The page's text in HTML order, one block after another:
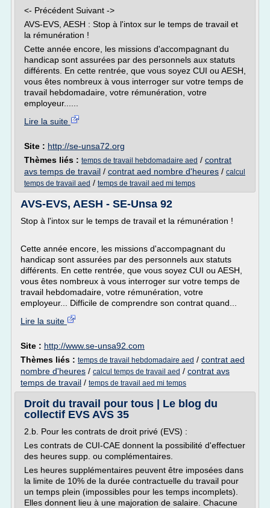
<- Précédent Suivant ->
AVS-EVS, AESH : Stop à l'intox sur le temps de travail et
la rémunération !
Cette année encore, les missions d'accompagnant du
handicap sont assurées par des personnels aux statuts
différents. En cette rentrée, que vous soyez CUI ou AESH,
vous êtes nombreux à vous interroger sur votre temps de
travail hebdomadaire, votre rémunération, votre
employeur......
Lire la suite
Site : http://se-unsa72.org
Thèmes liés : temps de travail hebdomadaire aed / contrat
avs temps de travail / contrat aed nombre d'heures / calcul
temps de travail aed / temps de travail aed mi temps
AVS-EVS, AESH - SE-Unsa 92
Stop à l'intox sur le temps de travail et la rémunération !
Cette année encore, les missions d'accompagnant du
handicap sont assurées par des personnels aux statuts
différents. En cette rentrée, que vous soyez CUI ou AESH,
vous êtes nombreux à vous interroger sur votre temps de
travail hebdomadaire, votre rémunération, votre
employeur... Difficile de comprendre son contrat quand...
Lire la suite
Site : http://www.se-unsa92.com
Thèmes liés : temps de travail hebdomadaire aed / contrat aed
nombre d'heures / calcul temps de travail aed / contrat avs
temps de travail / temps de travail aed mi temps
Droit du travail pour tous | Le blog du
collectif EVS AVS 35
2.b. Pour les contrats de droit privé (EVS) :
Les contrats de CUI-CAE donnent la possibilité d'effectuer
des heures supp. ou complémentaires.
Les heures supplémentaires peuvent être imposées dans
la limite de 10% de la durée contractuelle du travail pour
un temps plein (impossibles pour les temps incomplets).
Elles donnent lieu à une majoration de salaire. Chacune